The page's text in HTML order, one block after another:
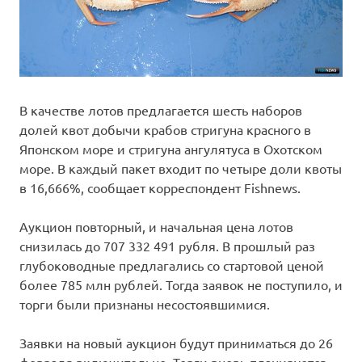
В качестве лотов предлагается шесть наборов
долей квот добычи крабов стригуна красного в
Японском море и стригуна ангулятуса в Охотском
море. В каждый пакет входит по четыре доли квоты
в 16,666%, сообщает корреспондент Fishnews.
Аукцион повторный, и начальная цена лотов
снизилась до 707 332 491 рубля. В прошлый раз
глубоководные предлагались со стартовой ценой
более 785 млн рублей. Тогда заявок не поступило, и
торги были признаны несостоявшимися.
Заявки на новый аукцион будут приниматься до 26